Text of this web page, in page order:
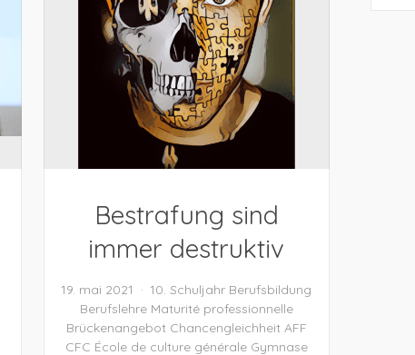
Bestrafung sind
immer destruktiv
19. mai 2021 10. Schuljahr Berufsbildung
Berufslehre Maturité professionnelle
Brückenangebot Chancengleichheit AFF
CFC École de culture générale Gymnase